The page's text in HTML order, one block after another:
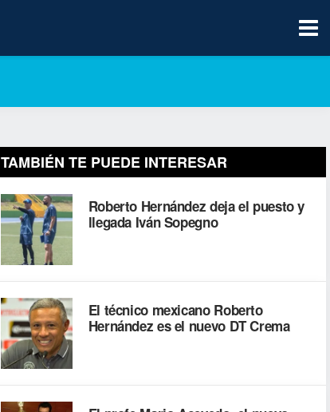
TAMBIÉN TE PUEDE INTERESAR
Roberto Hernández deja el puesto y
llegada Iván Sopegno
El técnico mexicano Roberto
Hernández es el nuevo DT Crema